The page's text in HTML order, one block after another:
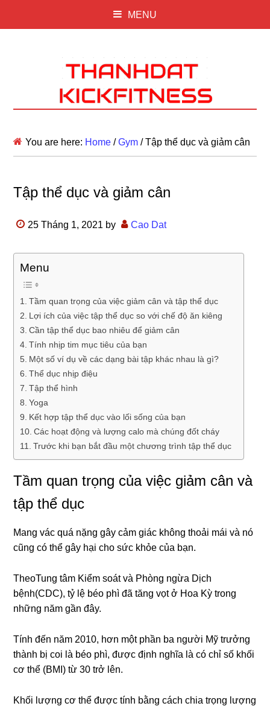
MENU
You are here: Home / Gym /Tập thể dục và giảm cân
Tập thể dục và giảm cân
25 Tháng 1, 2021 by Cao Dat
Menu
Tầm quan trọng của việc giảm cân và tập thể dục
Lợi ích của việc tập thể dục so với chế độ ăn kiêng
Cần tập thể dục bao nhiêu để giảm cân
Tính nhịp tim mục tiêu của bạn
Một số ví dụ về các dạng bài tập khác nhau là gì?
Thể dục nhịp điệu
Tập thể hình
Yoga
Kết hợp tập thể dục vào lối sống của bạn
Các hoạt động và lượng calo mà chúng đốt cháy
Trước khi bạn bắt đầu một chương trình tập thể dục
Tầm quan trọng của việc giảm cân và
tập thể dục
Mang vác quá nặng gây cảm giác không thoải mái và nó
cũng có thể gây hại cho sức khỏe của bạn.
TheoTung tâm Kiểm soát và Phòng ngừa Dịch
bệnh(CDC), tỷ lệ béo phì đã tăng vọt ở Hoa Kỳ trong
những năm gần đây.
Tính đến năm 2010, hơn một phần ba người Mỹ trưởng
thành bị coi là béo phì, được định nghĩa là có chỉ số khối
cơ thể (BMI) từ 30 trở lên.
Khối lượng cơ thể được tính bằng cách chia trọng lượng